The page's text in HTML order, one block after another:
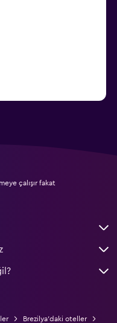
çalışır fakat
Brezilya'daki oteller